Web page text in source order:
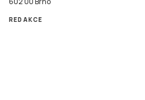
REDAKCE